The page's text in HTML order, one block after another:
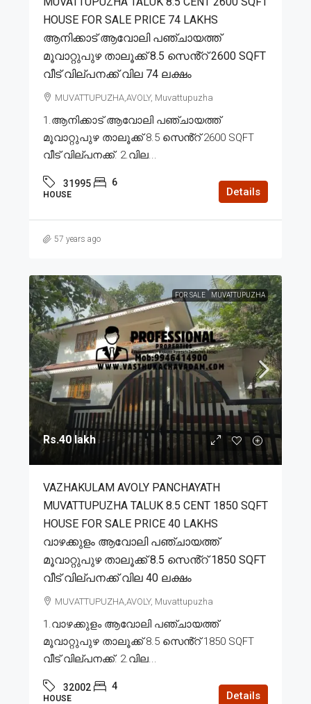
HOUSE FOR SALE PRICE 74 LAKHS
ആനിക്കാട് ആവോലി പഞ്ചായത്ത്
മൂവാറ്റുപുഴ താലൂക്ക് 8.5 സെൻ്റ് 2600 SQFT
വീട് വില്പനക്ക് വില 74 ലക്ഷം
MUVATTUPUZHA,AVOLY, Muvattupuzha
1.ആനിക്കാട് ആവോലി പഞ്ചായത്ത്
മൂവാറ്റുപുഴ താലൂക്ക് 8.5 സെൻ്റ് 2600 SQFT
വീട് വില്പനക്ക്. 2.വില...
31995 6
HOUSE Details
57 years ago
FOR SALE MUVATTUPUZHA
Rs.40 lakh
VAZHAKULAM AVOLY PANCHAYATH
MUVATTUPUZHA TALUK 8.5 CENT 1850 SQFT
HOUSE FOR SALE PRICE 40 LAKHS
വാഴക്കുളം ആവോലി പഞ്ചായത്ത്
മൂവാറ്റുപുഴ താലൂക്ക് 8.5 സെൻ്റ് 1850 SQFT
വീട് വില്പനക്ക് വില 40 ലക്ഷം
MUVATTUPUZHA,AVOLY, Muvattupuzha
1.വാഴക്കുളം ആവോലി പഞ്ചായത്ത്
മൂവാറ്റുപുഴ താലൂക്ക് 8.5 സെൻ്റ് 1850 SQFT
വീട് വില്പനക്ക്. 2.വില...
32002 4
HOUSE Details